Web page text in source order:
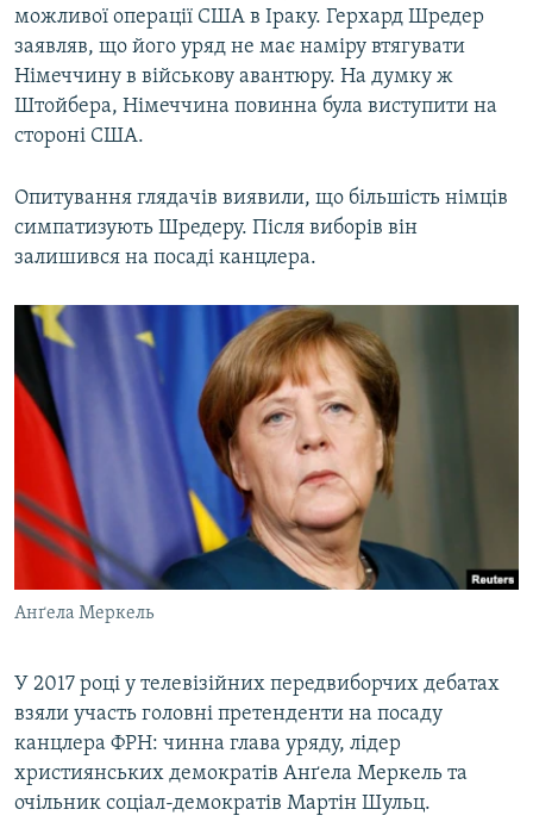
можливої операції США в Іраку. Герхард Шредер
заявляв, що його уряд не має наміру втягувати
Німеччину в військову авантюру. На думку ж
Штойбера, Німеччина повинна була виступити на
стороні США.
Опитування глядачів виявили, що більшість німців
симпатизують Шредеру. Після виборів він
залишився на посаді канцлера.
Анґела Меркель
У 2017 році у телевізійних перед­виборчих дебатах
взяли участь головні претенденти на посаду
канцлера ФРН: чинна глава уряду, лідер
християнських демократів Анґела Меркель та
очільник соціал-демократів Мартін Шульц.